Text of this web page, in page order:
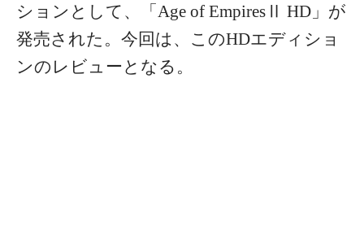
ションとして、「Age of EmpiresⅡ HD」が
発売された。今回は、このHDエディショ
ンのレビューとなる。